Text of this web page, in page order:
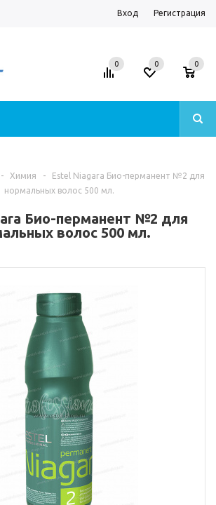
Вход Регистрация
0 0 0
- Химия -
Estel Niagara Био-перманент №2 для
нормальных волос 500 мл.
Био-перманент №2 для
волос 500 мл.